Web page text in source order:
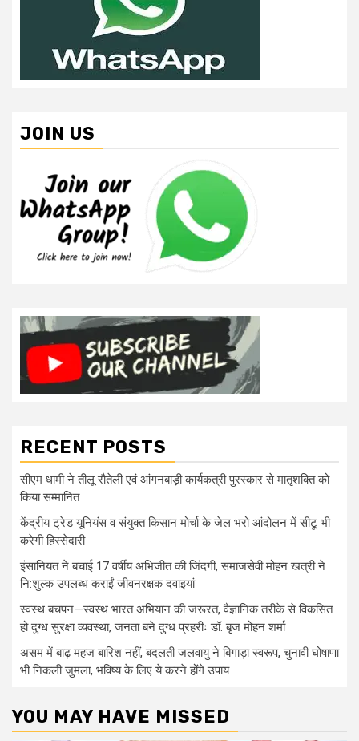
JOIN US
RECENT POSTS
सीएम धामी ने तीलू रौतेली एवं आंगनबाड़ी कार्यकत्री पुरस्कार से मातृशक्ति को
किया सम्मानित
केंद्रीय ट्रेड यूनियंस व संयुक्त किसान मोर्चा के जेल भरो आंदोलन में सीटू भी
करेगी हिस्सेदारी
इंसानियत ने बचाई 17 वर्षीय अभिजीत की जिंदगी, समाजसेवी मोहन खत्री ने
नि:शुल्क उपलब्ध कराईं जीवनरक्षक दवाइयां
स्वस्थ बचपन—स्वस्थ भारत अभियान की जरूरत, वैज्ञानिक तरीके से विकसित
हो दुग्ध सुरक्षा व्यवस्था, जनता बने दुग्ध प्रहरीः डॉ. बृज मोहन शर्मा
असम में बाढ़ महज बारिश नहीं, बदलती जलवायु ने बिगाड़ा स्वरूप, चुनावी घोषाणा
भी निकली जुमला, भविष्य के लिए ये करने होंगे उपाय
YOU MAY HAVE MISSED